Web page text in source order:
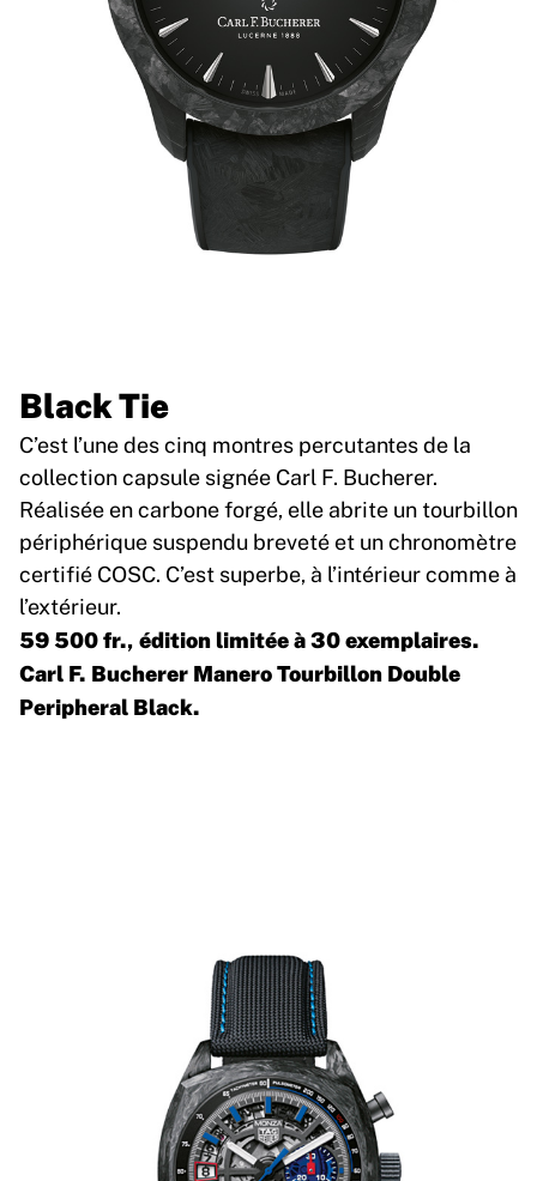
Black Tie
C’est l’une des cinq montres percutantes de la
collection capsule signée Carl F. Bucherer.
Réalisée en carbone forgé, elle abrite un tourbillon
périphérique suspendu breveté et un chronomètre
certifié COSC. C’est superbe, à l’intérieur comme à
l’extérieur.
59 500 fr., édition limitée à 30 exemplaires.
Carl F. Bucherer Manero Tourbillon Double
Peripheral Black.